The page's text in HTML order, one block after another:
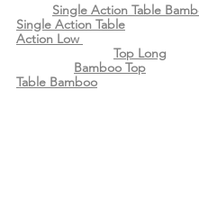
Single Action Table
Single Action Table
Action Low
Top Long
Bamboo Top
Table Bamboo